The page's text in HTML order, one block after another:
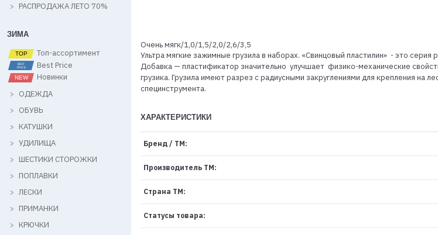
РАСПРОДАЖА ЛЕТО 70%
ЗИМА
Топ-ассортимент
Best Price
Новинки
ОДЕЖДА
ОБУВЬ
КАТУШКИ
УДИЛИЩА
ШЕСТИКИ СТОРОЖКИ
ПОПЛАВКИ
ЛЕСКИ
ПРИМАНКИ
КРЮЧКИ
Очень мягк/1,0/1,5/2,0/2,6/3,5
Ультра мягкие зажимные грузила в наборах. «Cвинцовый пластилин» - это
Добавка — пластификатор значительно улучшает физико-механические
грузика. Грузила имеют разрез с радиусными закруглениями для крепления
специнструмента.
ХАРАКТЕРИСТИКИ
Бренд / ТМ:
Производитель ТМ:
Страна ТМ:
Статусы товара: